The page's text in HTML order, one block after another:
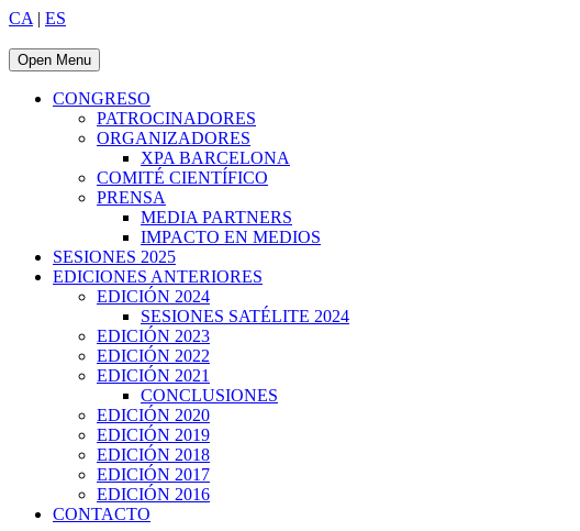
CA | ES
Open Menu
CONGRESO
PATROCINADORES
ORGANIZADORES
XPA BARCELONA
COMITÉ CIENTÍFICO
PRENSA
MEDIA PARTNERS
IMPACTO EN MEDIOS
SESIONES 2025
EDICIONES ANTERIORES
EDICIÓN 2024
SESIONES SATÉLITE 2024
EDICIÓN 2023
EDICIÓN 2022
EDICIÓN 2021
CONCLUSIONES
EDICIÓN 2020
EDICIÓN 2019
EDICIÓN 2018
EDICIÓN 2017
EDICIÓN 2016
CONTACTO